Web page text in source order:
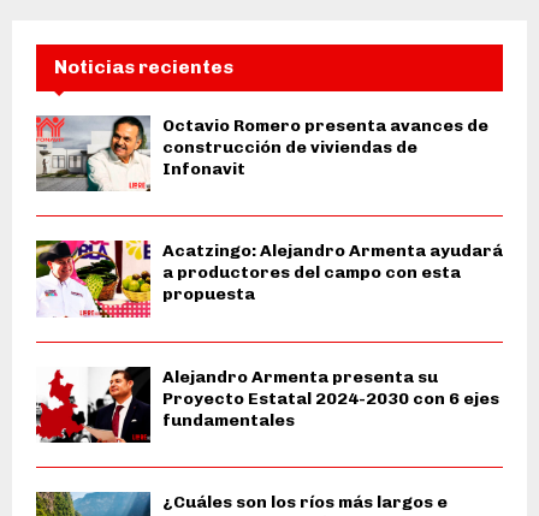
Noticias recientes
Octavio Romero presenta avances de
construcción de viviendas de
Infonavit
Acatzingo: Alejandro Armenta ayudará
a productores del campo con esta
propuesta
Alejandro Armenta presenta su
Proyecto Estatal 2024-2030 con 6 ejes
fundamentales
¿Cuáles son los ríos más largos e